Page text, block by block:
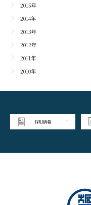
2015年
2014年
2013年
2012年
2011年
2010年
採用情報